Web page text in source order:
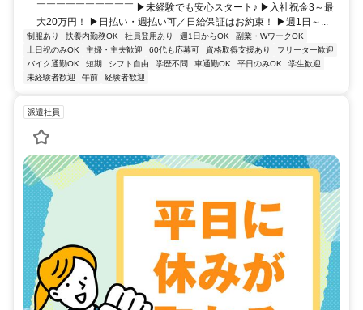
￣￣￣￣￣￣￣￣￣￣ ▶未経験でも安心スタート♪ ▶入社祝金3～最
大20万円！ ▶日払い・週払い可／日給保証はお約束！ ▶週1日～...
制服あり 扶養内勤務OK 社員登用あり 週1日からOK
副業・WワークOK
土日祝のみOK
主婦・主夫歓迎 60代も応募可 資格取得支援あり
フリーター歓迎
バイク通勤OK
短期 シフト自由 学歴不問 車通勤OK 平日のみOK
学生歓迎
未経験者歓迎
午前 経験者歓迎
派遣社員